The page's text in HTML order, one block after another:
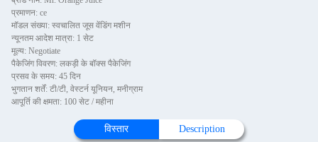
प्रमाणन: ce
मॉडल संख्या: स्वचालित जूस वेंडिंग मशीन
न्यूनतम आदेश मात्रा: 1 सेट
मूल्य: Negotiate
पैकेजिंग विवरण: लकड़ी के बॉक्स पैकेजिंग
प्रसव के समय: 45 दिन
भुगतान शर्तें: टी/टी, वेस्टर्न यूनियन, मनीग्राम
आपूर्ति की क्षमता: 100 सेट / महीना
विस्तार Description